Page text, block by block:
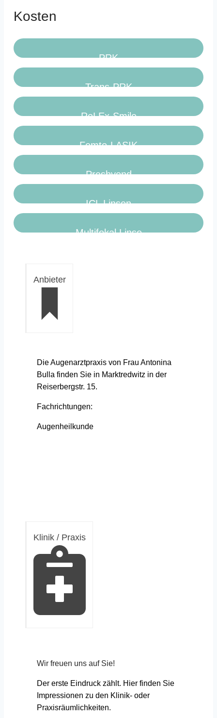
Kosten
PRK
Trans-PRK
ReLEx-Smile
Femto-LASIK
Presbyond
ICL Linsen
Multifokal Linse
Anbieter
Die Augenarztpraxis von Frau Antonina
Bulla finden Sie in Marktredwitz in der
Reiserbergstr. 15.
Fachrichtungen:
Augenheilkunde
Klinik / Praxis
Wir freuen uns auf Sie!
Der erste Eindruck zählt. Hier finden Sie
Impressionen zu den Klinik- oder
Praxisräumlichkeiten.